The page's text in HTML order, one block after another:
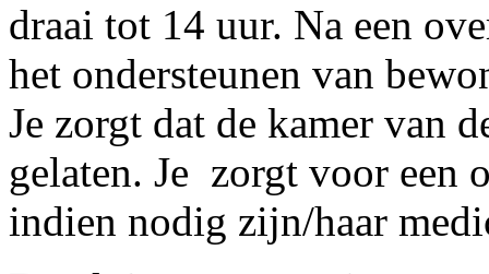
draai tot 14 uur. Na een
het ondersteunen van
Je zorgt dat de kamer van
gelaten. Je zorgt voor een
indien nodig zijn/haar